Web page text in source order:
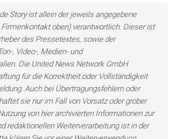
Story ist allein der jeweils angegebene
oben) verantwortlich. Dieser ist
des Pressetextes, sowie der
, Video-, Medien- und
Die United News Network GmbH
für die Korrektheit oder Vollständigkeit
Auch bei Übertragungsfehlern oder
sie nur im Fall von Vorsatz oder grober
von hier archivierten Informationen zur
redaktionellen Weiterverarbeitung ist in der